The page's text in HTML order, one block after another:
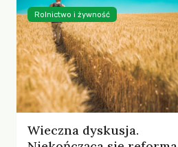
Wieczna dyskusja.
Rolnictwo i żywność